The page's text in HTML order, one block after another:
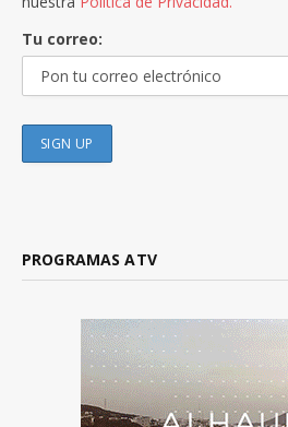
Tu correo:
PROGRAMAS ATV